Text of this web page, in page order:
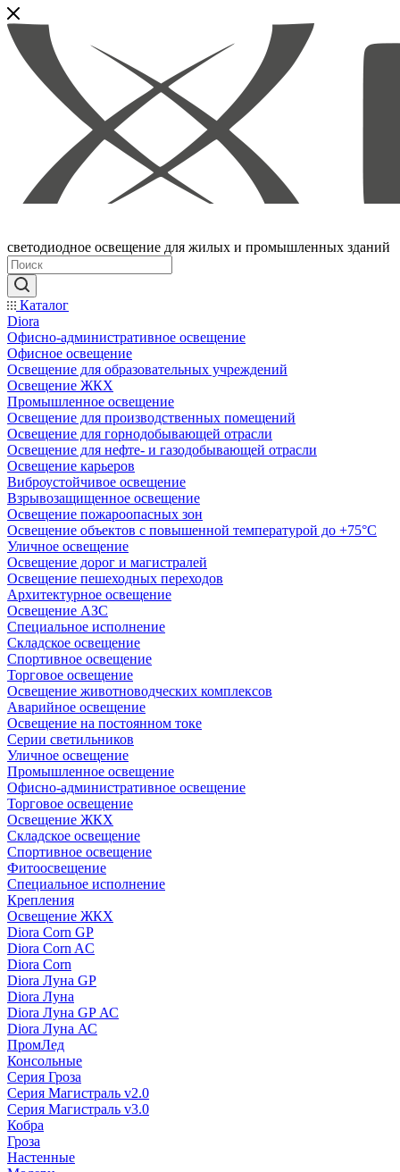
светодиодное освещение для жилых и промышленных зданий
Каталог
Diora
Офисно-административное освещение
Офисное освещение
Освещение для образовательных учреждений
Освещение ЖКХ
Промышленное освещение
Освещение для производственных помещений
Освещение для горнодобывающей отрасли
Освещение для нефте- и газодобывающей отрасли
Освещение карьеров
Виброустойчивое освещение
Взрывозащищенное освещение
Освещение пожароопасных зон
Освещение объектов с повышенной температурой до +75°C
Уличное освещение
Освещение дорог и магистралей
Освещение пешеходных переходов
Архитектурное освещение
Освещение АЗС
Специальное исполнение
Складское освещение
Спортивное освещение
Торговое освещение
Освещение животноводческих комплексов
Аварийное освещение
Освещение на постоянном токе
Серии светильников
Уличное освещение
Промышленное освещение
Офисно-административное освещение
Торговое освещение
Освещение ЖКХ
Складское освещение
Спортивное освещение
Фитоосвещение
Специальное исполнение
Крепления
Освещение ЖКХ
Diora Corn GP
Diora Corn AC
Diora Corn
Diora Луна GP
Diora Луна
Diora Луна GP АС
Diora Луна АС
ПромЛед
Консольные
Серия Гроза
Серия Магистраль v2.0
Серия Магистраль v3.0
Кобра
Гроза
Настенные